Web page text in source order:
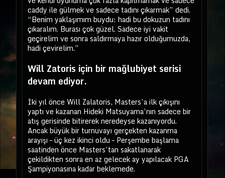
caddy ile gülmek ve sadece tadını çıkarmak” dedi.
“Benim yaklaşımım buydu: hadi bu dokuzun tadını
çıkaralım. Burası çok güzel. Sadece iyi vakit
geçirelim ve sonra saldırmaya hazır olduğumuzda,
hadi çevirelim.”
Will Zatoris için bir mağlubiyet serisi
devam ediyor.
İki yıl önce Will Zalatoris, Masters’a ilk çıkışını
yaptı ve kazanan Hideki Matsuyama’nın sadece bir
atış gerisinde bitirerek neredeyse kazanıyordu.
Ancak büyük bir turnuvayı gerçekten kazanma
arayışı – üç kez ikinci oldu – Perşembe başlama
saatinden önce Masters’tan sakatlanarak
çekildikten sonra en az gelecek ay yapılacak PGA
Şampiyonasına kadar beklemede.